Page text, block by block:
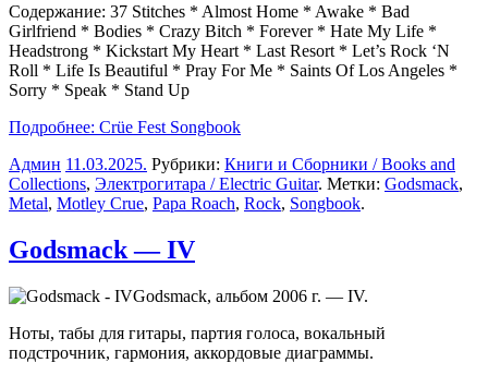
Содержание: 37 Stitches * Almost Home * Awake * Bad
Girlfriend * Bodies * Crazy Bitch * Forever * Hate My Life *
Headstrong * Kickstart My Heart * Last Resort * Let’s Rock ‘N
Roll * Life Is Beautiful * Pray For Me * Saints Of Los Angeles *
Sorry * Speak * Stand Up
Подробнее: Crüe Fest Songbook
Админ 11.03.2025. Рубрики: Книги и Сборники / Books and
Collections, Электрогитара / Electric Guitar. Метки: Godsmack,
Metal, Motley Crue, Papa Roach, Rock, Songbook.
Godsmack — IV
Godsmack, альбом 2006 г. — IV.
Ноты, табы для гитары, партия голоса, вокальный
подстрочник, гармония, аккордовые диаграммы.